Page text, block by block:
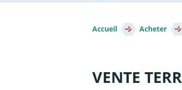
d'Ariane
Accueil Acheter
VENTE